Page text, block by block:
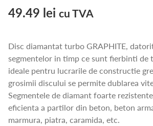
49.49 lei cu TVA
Disc diamantat turbo GRAPHITE,
segmentelor in timp ce sunt fierbinti de
ideale pentru lucrarile de constructie
grosimii discului se permite dublarea
Segmentele de diamant foarte
eficienta a partilor din beton, beton
marmura, piatra, caramida, etc.